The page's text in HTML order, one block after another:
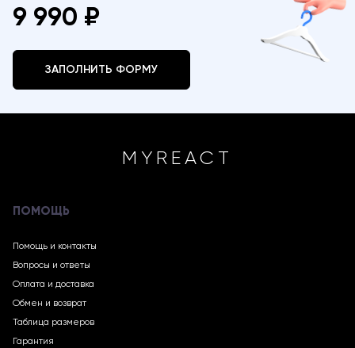
9 990 ₽
ЗАПОЛНИТЬ ФОРМУ
MYREACT
ПОМОЩЬ
Помощь и контакты
Вопросы и ответы
Оплата и доставка
Обмен и возврат
Таблица размеров
Гарантия